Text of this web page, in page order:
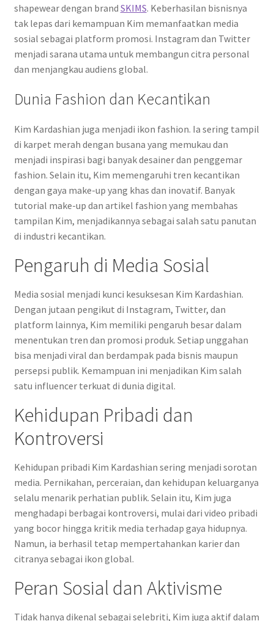
shapewear dengan brand SKIMS. Keberhasilan bisnisnya
tak lepas dari kemampuan Kim memanfaatkan media
sosial sebagai platform promosi. Instagram dan Twitter
menjadi sarana utama untuk membangun citra personal
dan menjangkau audiens global.
Dunia Fashion dan Kecantikan
Kim Kardashian juga menjadi ikon fashion. Ia sering tampil
di karpet merah dengan busana yang memukau dan
menjadi inspirasi bagi banyak desainer dan penggemar
fashion. Selain itu, Kim memengaruhi tren kecantikan
dengan gaya make-up yang khas dan inovatif. Banyak
tutorial make-up dan artikel fashion yang membahas
tampilan Kim, menjadikannya sebagai salah satu panutan
di industri kecantikan.
Pengaruh di Media Sosial
Media sosial menjadi kunci kesuksesan Kim Kardashian.
Dengan jutaan pengikut di Instagram, Twitter, dan
platform lainnya, Kim memiliki pengaruh besar dalam
menentukan tren dan promosi produk. Setiap unggahan
bisa menjadi viral dan berdampak pada bisnis maupun
persepsi publik. Kemampuan ini menjadikan Kim salah
satu influencer terkuat di dunia digital.
Kehidupan Pribadi dan
Kontroversi
Kehidupan pribadi Kim Kardashian sering menjadi sorotan
media. Pernikahan, perceraian, dan kehidupan keluarganya
selalu menarik perhatian publik. Selain itu, Kim juga
menghadapi berbagai kontroversi, mulai dari video pribadi
yang bocor hingga kritik media terhadap gaya hidupnya.
Namun, ia berhasil tetap mempertahankan karier dan
citranya sebagai ikon global.
Peran Sosial dan Aktivisme
Tidak hanya dikenal sebagai selebriti, Kim juga aktif dalam